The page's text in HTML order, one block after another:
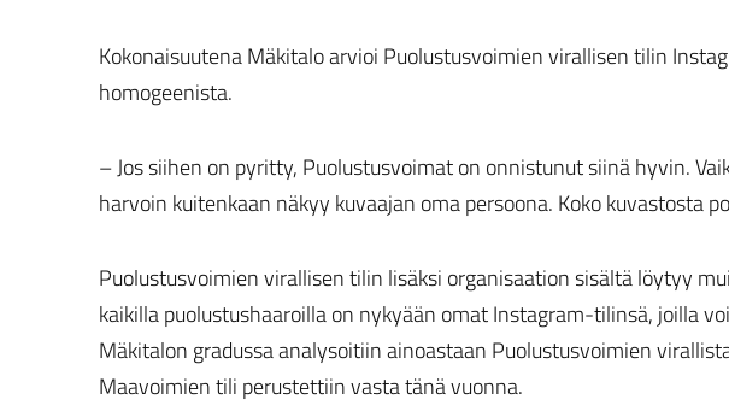
Kokonaisuutena Mäkitalo arvioi Puolustusvoimien virallisen tilin
homogeenista.
– Jos siihen on pyritty, Puolustusvoimat on onnistunut siinä hyvin.
harvoin kuitenkaan näkyy kuvaajan oma persoona. Koko kuvastosta
Puolustusvoimien virallisen tilin lisäksi organisaation sisältä löytyy
kaikilla puolustushaaroilla on nykyään omat Instagram-tilinsä, joilla
Mäkitalon gradussa analysoitiin ainoastaan Puolustusvoimien
Maavoimien tili perustettiin vasta tänä vuonna.